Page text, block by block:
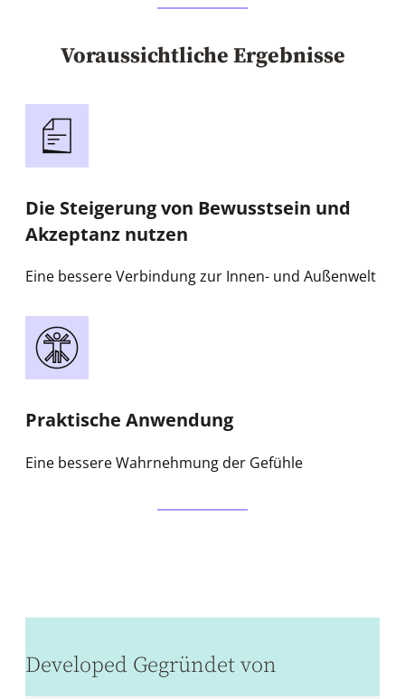
Voraussichtliche Ergebnisse
Die Steigerung von Bewusstsein und
Akzeptanz nutzen
Eine bessere Verbindung zur Innen- und Außenwelt
Praktische Anwendung
Eine bessere Wahrnehmung der Gefühle
Developed Gegründet von